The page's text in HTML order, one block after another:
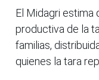
El Midagri estima
productiva de la
familias,
quienes la tara